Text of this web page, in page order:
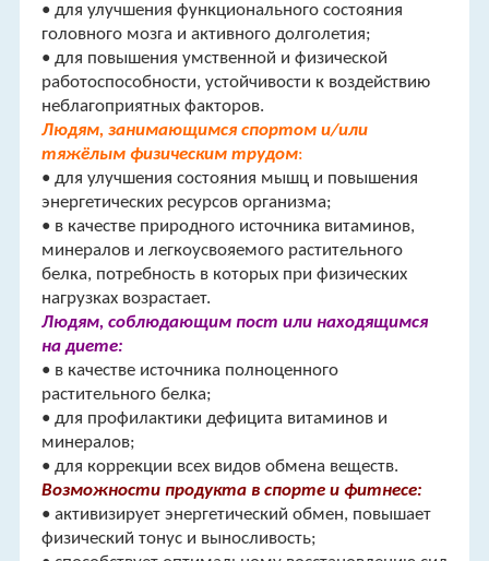
• для улучшения функционального состояния
головного мозга и активного долголетия;
• для повышения умственной и физической
работоспособности, устойчивости к воздействию
неблагоприятных факторов.
Людям, занимающимся спортом и/или
тяжёлым физическим трудом:
• для улучшения состояния мышц и повышения
энергетических ресурсов организма;
• в качестве природного источника витаминов,
минералов и легкоусвояемого растительного
белка, потребность в которых при физических
нагрузках возрастает.
Людям, соблюдающим пост или находящимся
на диете:
• в качестве источника полноценного
растительного белка;
• для профилактики дефицита витаминов и
минералов;
• для коррекции всех видов обмена веществ.
Возможности продукта в спорте и фитнесе:
• активизирует энергетический обмен, повышает
физический тонус и выносливость;